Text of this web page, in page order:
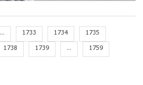
... 1733 1734
1735
1738 1739 ...
1759